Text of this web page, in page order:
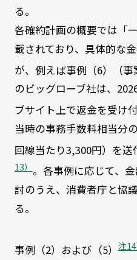
る。
各確約計画の概要では「
載されており、具体的な
が、例えば事例（6）（
のビッグローブ社は、
ブサイト上で返金を受け
当時の事務手数料相当分
回線当たり3,300円）を
13） 。各事例に応じて、
討のうえ、消費者庁と協
る。
事例（2）および（5）注14